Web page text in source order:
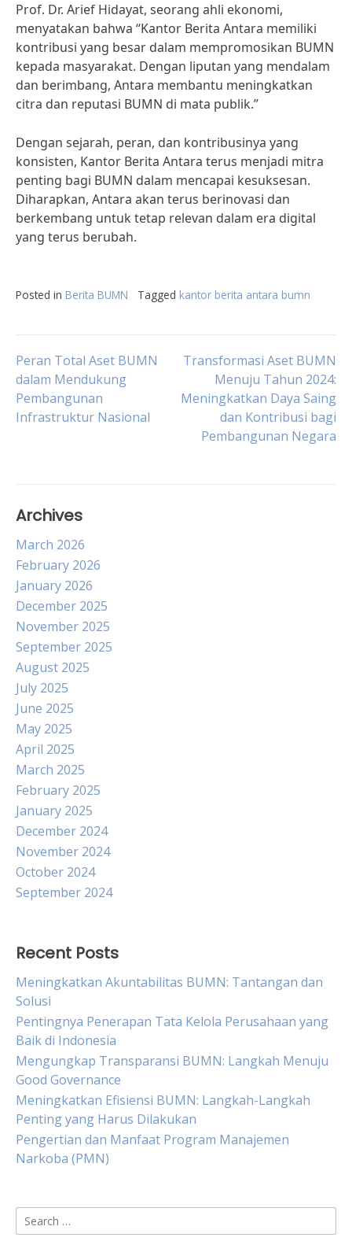
Prof. Dr. Arief Hidayat, seorang ahli ekonomi,
menyatakan bahwa “Kantor Berita Antara memiliki
kontribusi yang besar dalam mempromosikan BUMN
kepada masyarakat. Dengan liputan yang mendalam
dan berimbang, Antara membantu meningkatkan
citra dan reputasi BUMN di mata publik.”
Dengan sejarah, peran, dan kontribusinya yang
konsisten, Kantor Berita Antara terus menjadi mitra
penting bagi BUMN dalam mencapai kesuksesan.
Diharapkan, Antara akan terus berinovasi dan
berkembang untuk tetap relevan dalam era digital
yang terus berubah.
Posted in Berita BUMN Tagged kantor berita antara bumn
Post
navigation
Peran Total Aset BUMN
dalam Mendukung
Pembangunan
Infrastruktur Nasional
Transformasi Aset BUMN
Menuju Tahun 2024:
Meningkatkan Daya Saing
dan Kontribusi bagi
Pembangunan Negara
Archives
March 2026
February 2026
January 2026
December 2025
November 2025
September 2025
August 2025
July 2025
June 2025
May 2025
April 2025
March 2025
February 2025
January 2025
December 2024
November 2024
October 2024
September 2024
Recent Posts
Meningkatkan Akuntabilitas BUMN: Tantangan dan
Solusi
Pentingnya Penerapan Tata Kelola Perusahaan yang
Baik di Indonesia
Mengungkap Transparansi BUMN: Langkah Menuju
Good Governance
Meningkatkan Efisiensi BUMN: Langkah-Langkah
Penting yang Harus Dilakukan
Pengertian dan Manfaat Program Manajemen
Narkoba (PMN)
Search
for: